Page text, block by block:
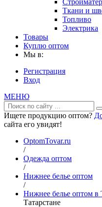
Ткани и
Топливо
Электрика
Товары
Куплю оптом
Мы в:
Регистрация
Вход
МЕНЮ
Ищете продукцию оптом?
сайта его увидят!
OptomTovar.ru
/
Одежда оптом
/
Нижнее белье оптом
/
Нижнее белье оптом в
Татарстане